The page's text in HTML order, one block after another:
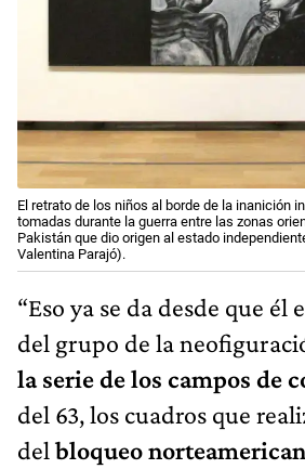
El retrato de los niños al borde de la inanición
tomadas durante la guerra entre las zonas
Pakistán que dio origen al estado
Valentina Parajó).
“Eso ya se da desde que él
del grupo de la
la serie de los campos de
del 63, los cuadros que
del bloqueo